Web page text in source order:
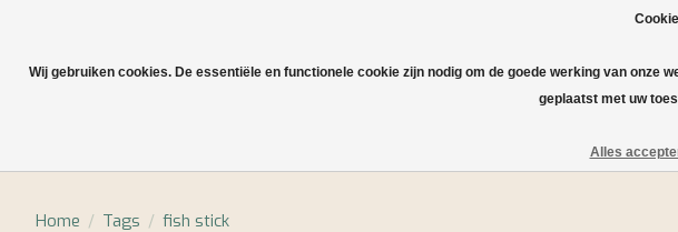
Home / Tags / fish stick
Wij gebruiken cookies. De essentiële en functionele cookie zijn nodig om de goede werking van
geplaatst met uw
Alles